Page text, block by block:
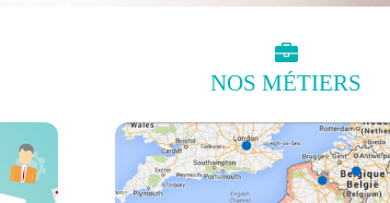
NOS MÉTIERS